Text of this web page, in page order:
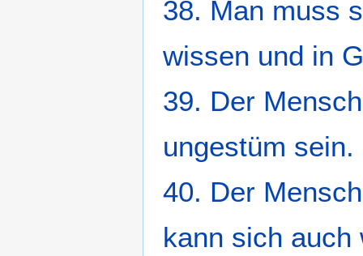
38. Man muss
wissen und in
39. Der
ungestüm sein.
40. Der
kann sich auch